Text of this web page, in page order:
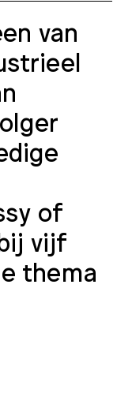
van
of
vijf
thema